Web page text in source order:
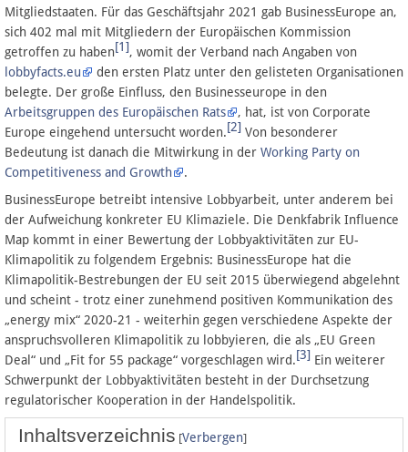
Impressum
Mitgliedstaaten. Für das Geschäftsjahr 2021 gab BusinessEurope an,
sich 402 mal mit Mitgliedern der Europäischen Kommission
getroffen zu haben[1], womit der Verband nach Angaben von
lobbyfacts.eu
den ersten Platz unter den gelisteten Organisationen
belegte. Der große Einfluss, den Businesseurope in den
Arbeitsgruppen des Europäischen Rats
, hat, ist von Corporate
Europe eingehend untersucht worden.[2] Von besonderer
Bedeutung ist danach die Mitwirkung in der Working Party on
Competitiveness and Growth
.
BusinessEurope betreibt intensive Lobbyarbeit, unter anderem bei
der Aufweichung konkreter EU Klimaziele. Die Denkfabrik Influence
Map kommt in einer Bewertung der Lobbyaktivitäten zur EU-
Klimapolitik zu folgendem Ergebnis: BusinessEurope hat die
Klimapolitik-Bestrebungen der EU seit 2015 überwiegend abgelehnt
und scheint - trotz einer zunehmend positiven Kommunikation des
„energy mix“ 2020-21 - weiterhin gegen verschiedene Aspekte der
anspruchsvolleren Klimapolitik zu lobbyieren, die als „EU Green
Deal“ und „Fit for 55 package“ vorgeschlagen wird.[3] Ein weiterer
Schwerpunkt der Lobbyaktivitäten besteht in der Durchsetzung
regulatorischer Kooperation in der Handelspolitik.
Inhaltsverzeichnis [Verbergen]